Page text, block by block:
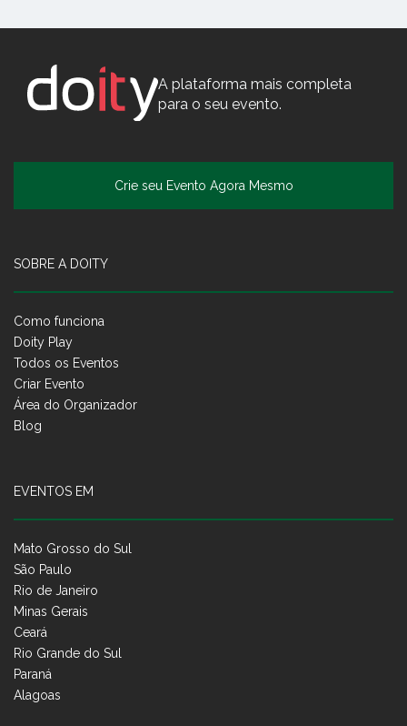
A plataforma mais completa
para o seu evento.
Crie seu Evento Agora Mesmo
SOBRE A DOITY
Como funciona
Doity Play
Todos os Eventos
Criar Evento
Área do Organizador
Blog
EVENTOS EM
Mato Grosso do Sul
São Paulo
Rio de Janeiro
Minas Gerais
Ceará
Rio Grande do Sul
Paraná
Alagoas